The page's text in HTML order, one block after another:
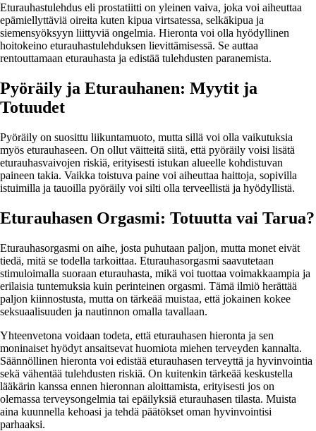
Eturauhastulehdus eli prostatiitti on yleinen vaiva, joka voi aiheuttaa
epämiellyttäviä oireita kuten kipua virtsatessa, selkäkipua ja
siemensyöksyyn liittyviä ongelmia. Hieronta voi olla hyödyllinen
hoitokeino eturauhastulehduksen lievittämisessä. Se auttaa
rentouttamaan eturauhasta ja edistää tulehdusten paranemista.
Pyöräily ja Eturauhanen: Myytit ja
Totuudet
Pyöräily on suosittu liikuntamuoto, mutta sillä voi olla vaikutuksia
myös eturauhaseen. On ollut väitteitä siitä, että pyöräily voisi lisätä
eturauhasvaivojen riskiä, erityisesti istukan alueelle kohdistuvan
paineen takia. Vaikka toistuva paine voi aiheuttaa haittoja, sopivilla
istuimilla ja tauoilla pyöräily voi silti olla terveellistä ja hyödyllistä.
Eturauhasen Orgasmi: Totuutta vai Tarua?
Eturauhasorgasmi on aihe, josta puhutaan paljon, mutta monet eivät
tiedä, mitä se todella tarkoittaa. Eturauhasorgasmi saavutetaan
stimuloimalla suoraan eturauhasta, mikä voi tuottaa voimakkaampia ja
erilaisia tuntemuksia kuin perinteinen orgasmi. Tämä ilmiö herättää
paljon kiinnostusta, mutta on tärkeää muistaa, että jokainen kokee
seksuaalisuuden ja nautinnon omalla tavallaan.
Yhteenvetona voidaan todeta, että eturauhasen hieronta ja sen
moninaiset hyödyt ansaitsevat huomiota miehen terveyden kannalta.
Säännöllinen hieronta voi edistää eturauhasen terveyttä ja hyvinvointia
sekä vähentää tulehdusten riskiä. On kuitenkin tärkeää keskustella
lääkärin kanssa ennen hieronnan aloittamista, erityisesti jos on
olemassa terveysongelmia tai epäilyksiä eturauhasen tilasta. Muista
aina kuunnella kehoasi ja tehdä päätökset oman hyvinvointisi
parhaaksi.